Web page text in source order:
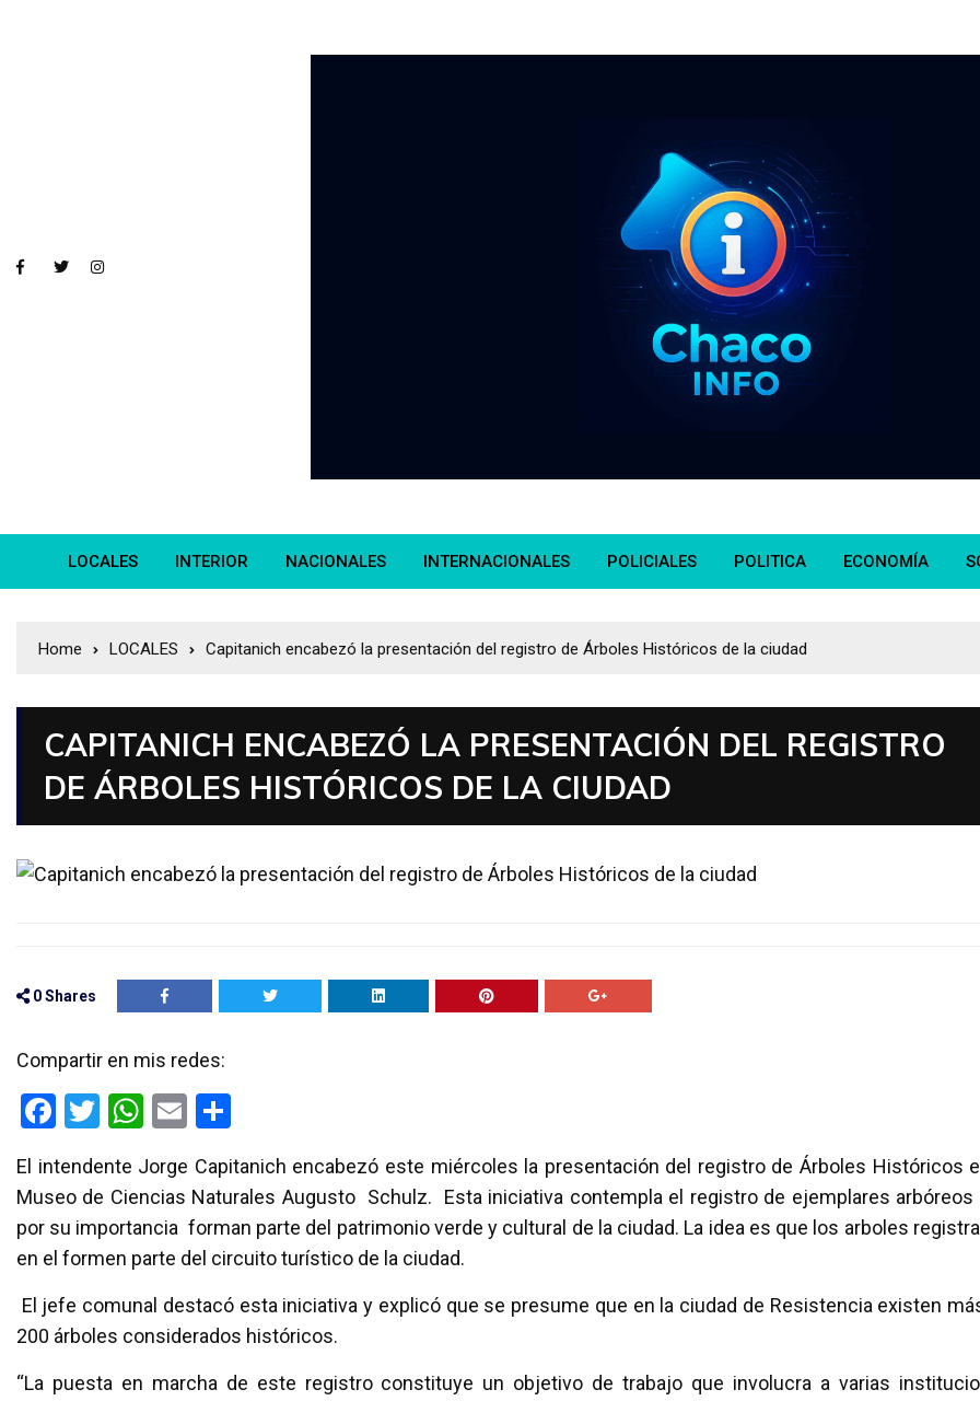
LOCALES INTERIOR NACIONALES INTERNACIONALES POLICIALES POLITICA ECONOMÍA
Home LOCALES Capitanich encabezó la presentación del registro de Árboles Históricos de la ciudad
CAPITANICH ENCABEZÓ LA PRESENTACIÓN DEL REGISTRO
DE ÁRBOLES HISTÓRICOS DE LA CIUDAD
0Shares
Compartir en mis redes:
F
ce
b
o
o
k
T
tt
er
W
at
s
A
p
p
E
ail m
p
ar
tir
El intendente Jorge Capitanich encabezó este miércoles la presentación del registro de Árboles Históricos
Museo de Ciencias Naturales Augusto Schulz. Esta iniciativa contempla el registro de ejemplares arbóreos
por su importancia forman parte del patrimonio verde y cultural de la ciudad. La idea es que los arboles
en el formen parte del circuito turístico de la ciudad.
El jefe comunal destacó esta iniciativa y explicó que se presume que en la ciudad de Resistencia existen
200 árboles considerados históricos.
“La puesta en marcha de este registro constituye un objetivo de trabajo que involucra a varias